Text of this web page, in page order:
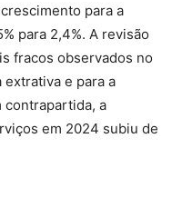
para a
para 2,4%. A revisão
fracos observados no
e para a
contrapartida, a
em 2024 subiu de